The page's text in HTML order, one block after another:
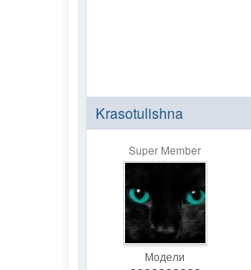
Krasotulishna
Super Member
Модели